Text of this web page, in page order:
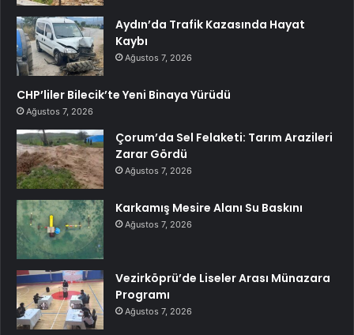
Aydın’da Trafik Kazasında Hayat
Kaybı
Ağustos 7, 2026
CHP’liler Bilecik’te Yeni Binaya Yürüdü
Ağustos 7, 2026
Çorum’da Sel Felaketi: Tarım Arazileri
Zarar Gördü
Ağustos 7, 2026
Karkamış Mesire Alanı Su Baskını
Ağustos 7, 2026
Vezirköprü’de Liseler Arası Münazara
Programı
Ağustos 7, 2026